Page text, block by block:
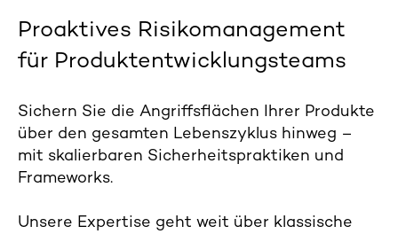
Proaktives Risikomanagement
für Produktentwicklungsteams
Sichern Sie die Angriffsflächen Ihrer Produkte
über den gesamten Lebenszyklus hinweg –
mit skalierbaren Sicherheitspraktiken und
Frameworks.
Unsere Expertise geht weit über klassische